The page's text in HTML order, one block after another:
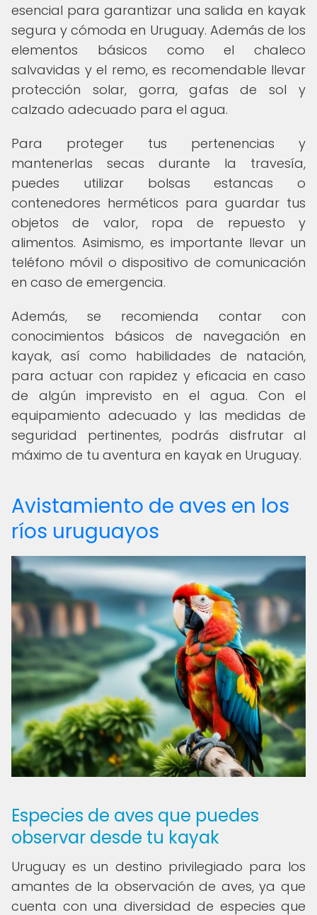
esencial para garantizar una salida en kayak
segura y cómoda en Uruguay. Además de los
elementos básicos como el chaleco
salvavidas y el remo, es recomendable llevar
protección solar, gorra, gafas de sol y
calzado adecuado para el agua.
Para proteger tus pertenencias y
mantenerlas secas durante la travesía,
puedes utilizar bolsas estancas o
contenedores herméticos para guardar tus
objetos de valor, ropa de repuesto y
alimentos. Asimismo, es importante llevar un
teléfono móvil o dispositivo de comunicación
en caso de emergencia.
Además, se recomienda contar con
conocimientos básicos de navegación en
kayak, así como habilidades de natación,
para actuar con rapidez y eficacia en caso
de algún imprevisto en el agua. Con el
equipamiento adecuado y las medidas de
seguridad pertinentes, podrás disfrutar al
máximo de tu aventura en kayak en Uruguay.
Avistamiento de aves en los
ríos uruguayos
Especies de aves que puedes
observar desde tu kayak
Uruguay es un destino privilegiado para los
amantes de la observación de aves, ya que
cuenta con una diversidad de especies que